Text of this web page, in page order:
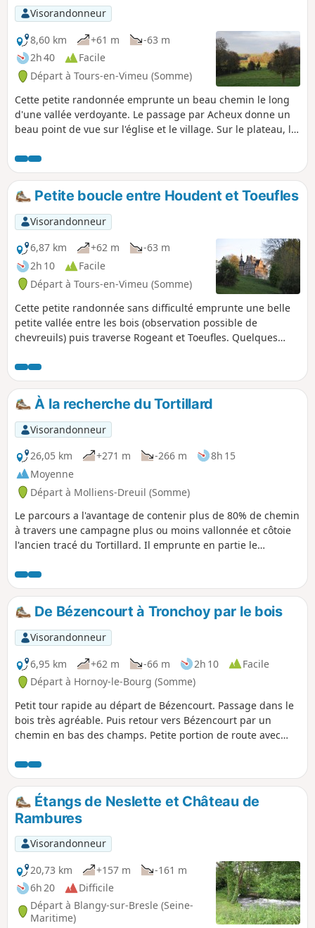
Visorandonneur
8,60 km
+61 m
-63 m
2h 40
Facile
Départ à Tours-en-Vimeu (Somme)
Cette petite randonnée emprunte un beau chemin le long
d'une vallée verdoyante. Le passage par Acheux donne un
beau point de vue sur l'église et le village. Sur le plateau, la
Petite boucle entre Houdent et Toeufles
Visorandonneur
6,87 km
+62 m
-63 m
2h 10
Facile
Départ à Tours-en-Vimeu (Somme)
Cette petite randonnée sans difficulté emprunte une belle
petite vallée entre les bois (observation possible de
chevreuils) puis traverse Rogeant et Toeufles. Quelques
Rogeant et de Toeufles sont à remarquer. La remontée sur
le plateau permet un beau point de vue sur la vallée de la
Trie, avant le retour vers Houdent.
À la recherche du Tortillard
Visorandonneur
26,05 km
+271 m -266 m
8h 15
Moyenne
Départ à Molliens-Dreuil (Somme)
Le parcours a l'avantage de contenir plus de 80% de chemin
à travers une campagne plus ou moins vallonnée et côtoie
l'ancien tracé du Tortillard. Il emprunte en partie le
De Bézencourt à Tronchoy par le bois
Visorandonneur
6,95 km
+62 m -66 m 2h 10
Facile
Départ à Hornoy-le-Bourg (Somme)
Petit tour rapide au départ de Bézencourt. Passage dans le
bois très agréable. Puis retour vers Bézencourt par un
chemin en bas des champs. Petite portion de route avec
Étangs de Neslette et Château de
Rambures
Visorandonneur
20,73 km
+157 m
-161 m
6h 20
Difficile
Départ à Blangy-sur-Bresle (Seine-
Maritime)